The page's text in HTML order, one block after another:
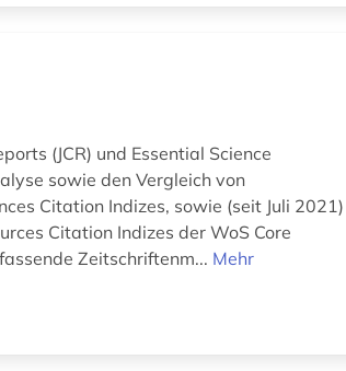
(JCR) und Essential Science
sowie den Vergleich von
Citation Indizes, sowie (seit Juli 2021)
Citation Indizes der WoS Core
Zeitschriftenm... Mehr